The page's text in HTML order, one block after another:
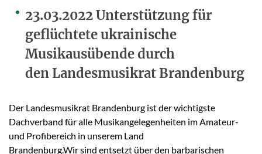
23.03.2022 Unterstützung für
geflüchtete ukrainische
Musikausübende durch
den Landesmusikrat Brandenburg
Der Landesmusikrat Brandenburg ist der wichtigste
Dachverband für alle Musikangelegenheiten im Amateur-
und Profibereich in unserem Land
Brandenburg.Wir sind entsetzt über den barbarischen